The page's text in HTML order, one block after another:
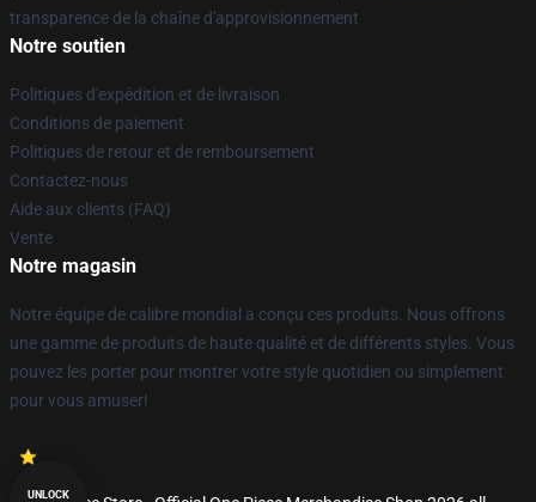
transparence de la chaîne d'approvisionnement
Notre soutien
Politiques d'expédition et de livraison
Conditions de paiement
Politiques de retour et de remboursement
Contactez-nous
Aide aux clients (FAQ)
Vente
Notre magasin
Notre équipe de calibre mondial a conçu ces produits. Nous offrons
une gamme de produits de haute qualité et de différents styles. Vous
pouvez les porter pour montrer votre style quotidien ou simplement
pour vous amuser!
UNLOCK